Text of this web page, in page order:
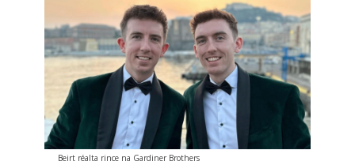
Beirt réalta rince na Gardiner Brothers